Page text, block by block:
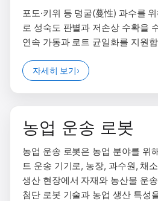
포도·키위 등 덩굴(蔓性) 과수를
로 성숙도 판별과 저손상 수확을
연속 가동과 로트 균일화를 지원
자세히 보기›
농업 운송 로봇
농업 운송 로봇은 농업 분야를 위
트 운송 기기로, 농장, 과수원, 채
생산 현장에서 자재와 농산물 운
첨단 로봇 기술과 농업 생산 특성